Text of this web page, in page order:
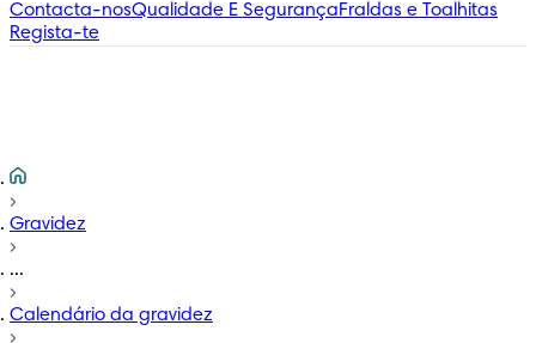
Contacta-nosQualidade E SegurançaFraldas e Toalhitas
Regista-te
Gravidez
...
Calendário da gravidez